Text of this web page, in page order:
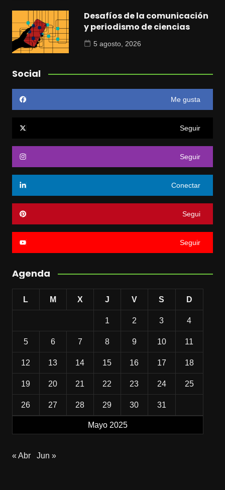
Desafíos de la comunicación
y periodismo de ciencias
5 agosto, 2026
Social
Me gusta
Seguir
Seguir
Conectar
Segui
Seguir
Agenda
Mayo 2025
L M X J V S D
1 2 3 4
5 6 7 8 9 10 11
12 13 14 15 16 17 18
19 20 21 22 23 24 25
26 27 28 29 30 31
« Abr Jun »